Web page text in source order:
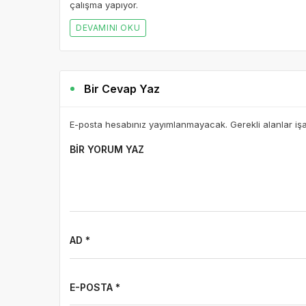
çalışma yapıyor.
DEVAMINI OKU
Bir Cevap Yaz
E-posta hesabınız yayımlanmayacak. Gerekli alanlar
BIR YORUM YAZ
AD *
E-POSTA *